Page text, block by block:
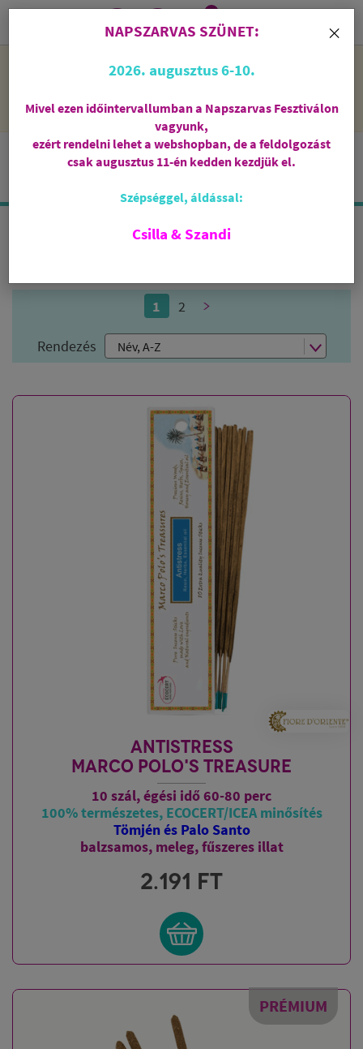
NAPSZARVAS SZÜNET: 2026. augusztus 6-10 - rendelni lehet
feldolgozni őket.
i
0
PALO SANTO FÜSTÖLŐK
1 2 >
Rendezés
ANTISTRESS
MARCO POLO'S TREASURE
10 szál, égési idő 60-80 perc
100% természetes, ECOCERT/ICEA minősítés
Tömjén és Palo Santo
balzsamos, meleg, fűszeres illat
2.191 FT
PRÉMIUM
×
NAPSZARVAS SZÜNET:
2026. augusztus 6-10.
Mivel ezen időintervallumban a Napszarvas Fesztiválon
vagyunk,
ezért rendelni lehet a webshopban, de a feldolgozást
csak augusztus 11-én kedden kezdjük el.
Szépséggel, áldással:
Csilla & Szandi